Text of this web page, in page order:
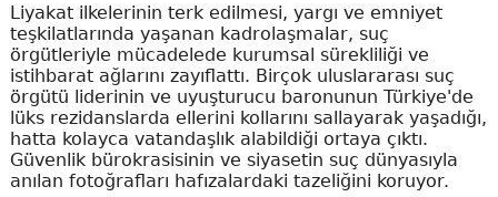
Liyakat ilkelerinin terk edilmesi, yargı ve emniyet
teşkilatlarında yaşanan kadrolaşmalar, suç
örgütleriyle mücadelede kurumsal sürekliliği ve
istihbarat ağlarını zayıflattı. Birçok uluslararası suç
örgütü liderinin ve uyuşturucu baronunun Türkiye'de
lüks rezidanslarda ellerini kollarını sallayarak yaşadığı,
hatta kolayca vatandaşlık alabildiği ortaya çıktı.
Güvenlik bürokrasisinin ve siyasetin suç dünyasıyla
anılan fotoğrafları hafızalardaki tazeliğini koruyor.